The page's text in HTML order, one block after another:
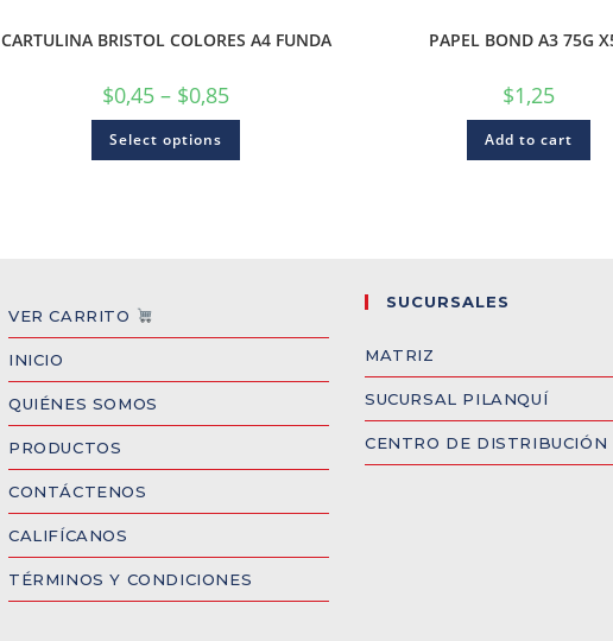
CARTULINA BRISTOL COLORES A4 FUNDA
$0,45 – $0,85
Select options
PAPEL BOND A3 75G
$1,25
Add to cart
VER CARRITO
INICIO
QUIÉNES SOMOS
PRODUCTOS
CONTÁCTENOS
CALIFÍCANOS
TÉRMINOS Y CONDICIONES
SUCURSALES
MATRIZ
SUCURSAL PILANQUÍ
CENTRO DE DISTRIBUCIÓN